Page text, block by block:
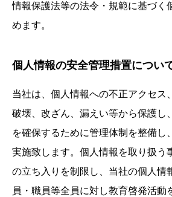
情報保護法等の法令・規範に基づく
めます。
個人情報の安全管理措置につい
当社は、個人情報への不正アクセス
破壊、改ざん、漏えい等から保護し
を確保するために管理体制を整備し
実施致します。個人情報を取り扱う
の立ち入りを制限し、当社の個人情
員・職員等全員に対し教育啓発活動